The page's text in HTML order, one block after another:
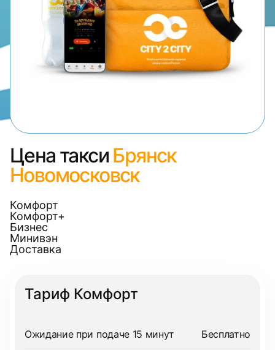
Цена такси Брянск
Новомосковск
Комфорт
Комфорт+
Бизнес
Минивэн
Доставка
Тариф Комфорт
Ожидание при подаче 15 минут Бесплатно